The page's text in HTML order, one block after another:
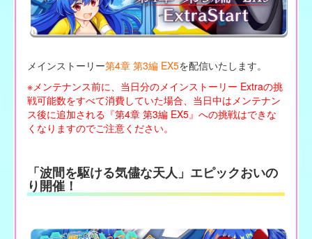
メインストーリー第4章 第3編 EX5を配信いたします。
※メンテナンス前に、当日分のメインストーリー Extraの挑
戦可能数をすべて消費していた場合、当日中はメンテナン
ス後に追加される『第4章 第3編 EX5』への挑戦はできな
くなりますのでご注意ください。
「波間を駆ける気儘な天人」エピックおいの
り開催！